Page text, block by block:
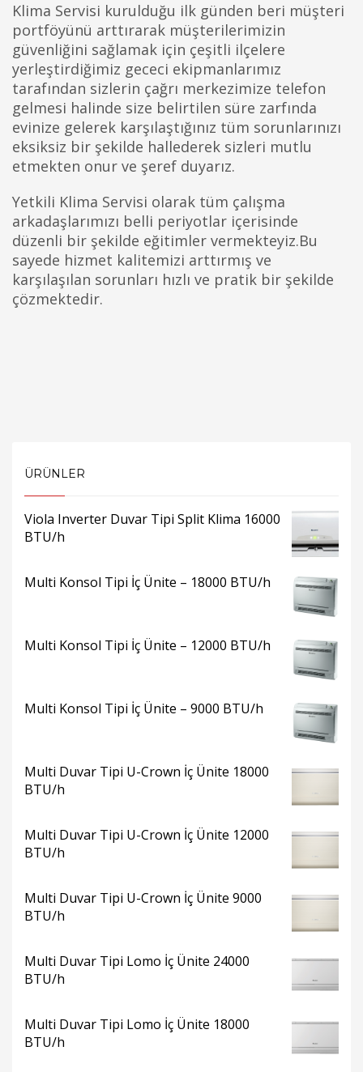
Klima Servisi kurulduğu ilk günden beri müşteri
portföyünü arttırarak müşterilerimizin
güvenliğini sağlamak için çeşitli ilçelere
yerleştirdiğimiz gececi ekipmanlarımız
tarafından sizlerin çağrı merkezimize telefon
gelmesi halinde size belirtilen süre zarfında
evinize gelerek karşılaştığınız tüm sorunlarınızı
eksiksiz bir şekilde hallederek sizleri mutlu
etmekten onur ve şeref duyarız.
Yetkili Klima Servisi olarak tüm çalışma
arkadaşlarımızı belli periyotlar içerisinde
düzenli bir şekilde eğitimler vermekteyiz.Bu
sayede hizmet kalitemizi arttırmış ve
karşılaşılan sorunları hızlı ve pratik bir şekilde
çözmektedir.
ÜRÜNLER
Viola Inverter Duvar Tipi Split Klima 16000
BTU/h
Multi Konsol Tipi İç Ünite – 18000 BTU/h
Multi Konsol Tipi İç Ünite – 12000 BTU/h
Multi Konsol Tipi İç Ünite – 9000 BTU/h
Multi Duvar Tipi U-Crown İç Ünite 18000
BTU/h
Multi Duvar Tipi U-Crown İç Ünite 12000
BTU/h
Multi Duvar Tipi U-Crown İç Ünite 9000
BTU/h
Multi Duvar Tipi Lomo İç Ünite 24000
BTU/h
Multi Duvar Tipi Lomo İç Ünite 18000
BTU/h